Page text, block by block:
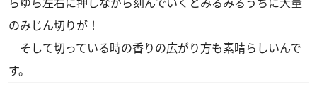
のみじん切りが！
そして切っている時の香りの広がり方も素晴らしいんで
す。